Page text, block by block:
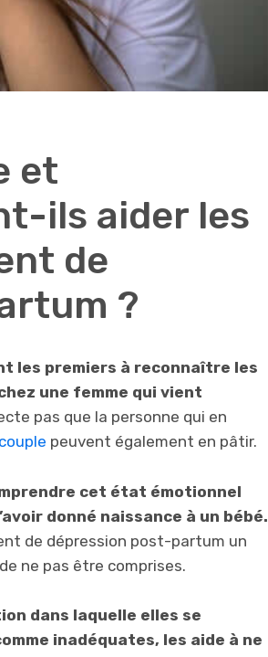
et
ils aider les
de
?
les premiers à reconnaître les
une femme qui vient
pas que la personne qui en
couple peuvent également en pâtir.
cet état émotionnel
donné naissance à un bébé.
de dépression post-partum un
ne pas être comprises.
dans laquelle elles se
inadéquates, les aide à ne